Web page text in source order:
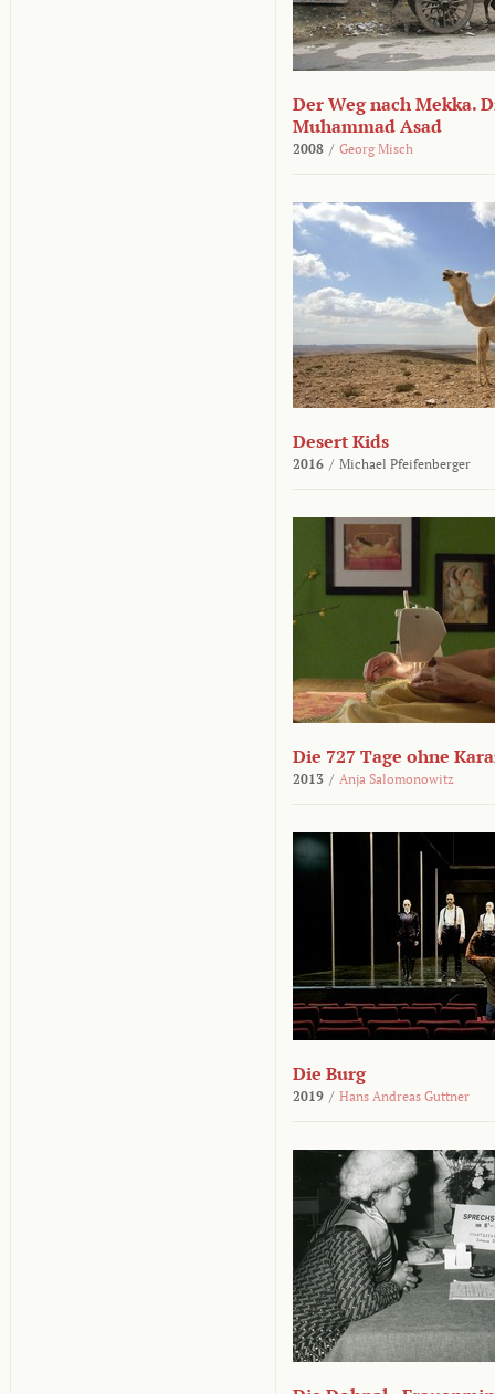
Der Weg nach Mekka.
Muhammad Asad
2008 / Georg Misch
Desert Kids
2016 / Michael Pfeifenberger
Die 727 Tage ohne
2013 / Anja Salomonowitz
Die Burg
2019 / Hans Andreas Guttner